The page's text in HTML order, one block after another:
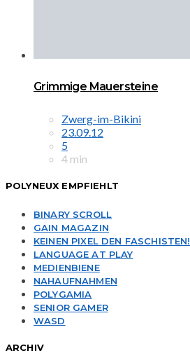
Grimmige Mauersteine
Zwerg-im-Bikini
23.09.12
5
4 min
POLYNEUX EMPFIEHLT
BINARY SCROLL
GAIN MAGAZIN
KEINEN PIXEL DEN FASCHISTEN!
LANGUAGE AT PLAY
MEDIENBIENE
NAHAUFNAHMEN
POLYGAMIA
SENIOR GAMER
WASD
ARCHIV